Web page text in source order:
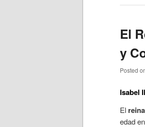
El
y
Posted
Isabel
El
edad